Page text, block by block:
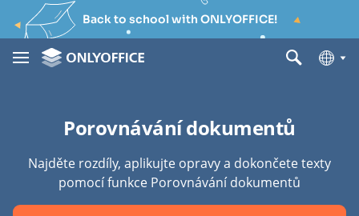
Back to school with ONLYOFFICE!
Porovnávání dokumentů
Najděte rozdíly, aplikujte opravy a dokončete texty
pomocí funkce Porovnávání dokumentů